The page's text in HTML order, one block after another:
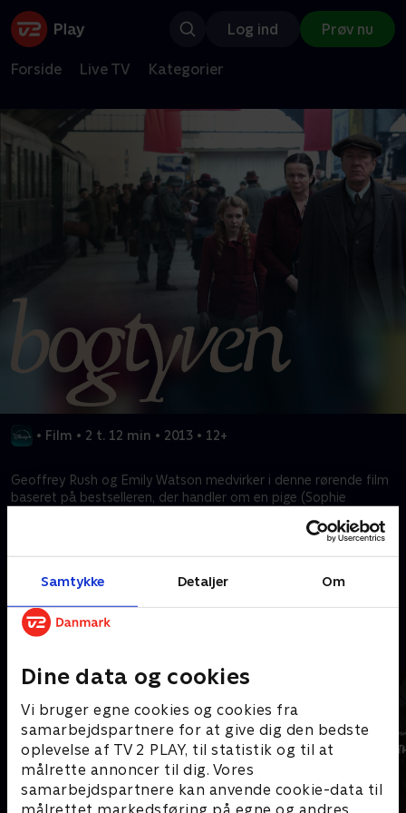
Samtykke Detaljer Om
Dine data og cookies
Vi bruger egne cookies og cookies fra
samarbejdspartnere for at give dig den bedste
oplevelse af TV 2 PLAY, til statistik og til at
målrette annoncer til dig. Vores
samarbejdspartnere kan anvende cookie-data til
Log ind Prøv nu
Forside Live TV Kategorier
• Film • 2 t. 12 min • 2013 • 12+
Geoffrey Rush og Emily Watson medvirker i denne rørende film
baseret på bestselleren, der handler om en pige (Sophie
Kræver tilkøb